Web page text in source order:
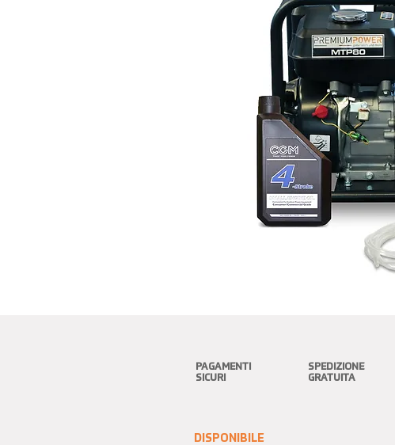
PAGAMENTI
SICURI
SPEDIZIONE
GRATUITA
DISPONIBILE